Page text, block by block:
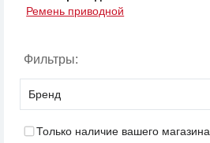
Ремень приводной
Фильтры:
Бренд
Только наличие вашего магазина